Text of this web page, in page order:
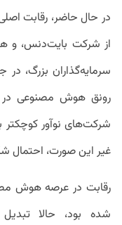
در حال حاضر، رقابت
از شرکت بایت‌دنس، و
سرمایه‌گذاران بزرگ،
رونق هوش مصنوعی در
شرکت‌های نوآور کوچکتر
غیر این صورت، احتمال
رقابت در عرصه هوش
شده بود، حالا